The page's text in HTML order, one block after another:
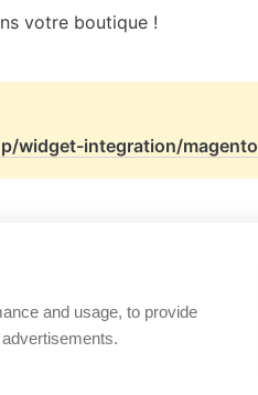
votre boutique !
widget-integration/magento
and usage, to provide